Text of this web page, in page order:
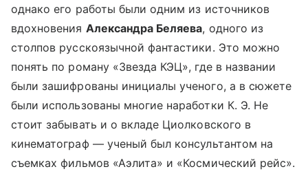
однако его работы были одним из источников
вдохновения Александра Беляева, одного из
столпов русскоязычной фантастики. Это можно
понять по роману «Звезда КЭЦ», где в названии
были зашифрованы инициалы ученого, а в сюжете
были использованы многие наработки К. Э. Не
стоит забывать и о вкладе Циолковского в
кинематограф — ученый был консультантом на
съемках фильмов «Аэлита» и «Космический рейс».